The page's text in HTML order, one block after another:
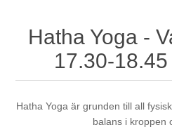
Hatha Yoga -
17.30-
Hatha Yoga är grunden till all
balans i kroppen